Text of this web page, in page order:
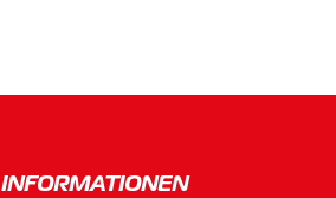
INFORMATIONEN